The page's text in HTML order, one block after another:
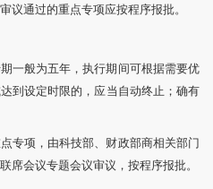
议通过的重点专项应按程序报批。
一般为五年，执行期间可根据需要优
到设定时限的，应当自动终止；确有
专项，由科技部、财政部商相关部门
席会议专题会议审议，按程序报批。